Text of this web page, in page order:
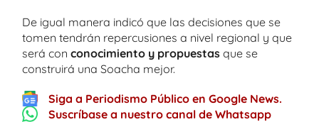
De igual manera indicó que las decisiones que se
tomen tendrán repercusiones a nivel regional y que
será con conocimiento y propuestas que se
construirá una Soacha mejor.
Siga a Periodismo Público en Google News.
Suscríbase a nuestro canal de Whatsapp